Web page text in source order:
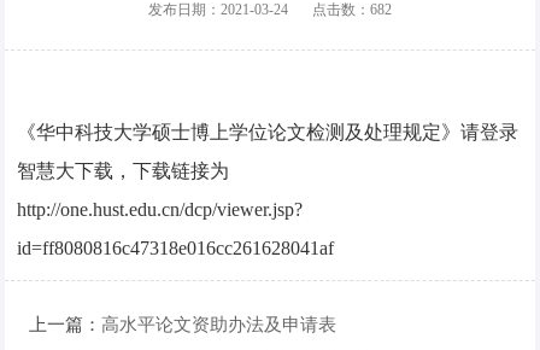
发布日期： 2021-03-24 点击数： 682
《华中科技大学硕士博上学位论文检测及处理规定》请登录
智慧大下载，下载链接为
http://one.hust.edu.cn/dcp/viewer.jsp?
id=ff8080816c47318e016cc261628041af
上一篇：高水平论文资助办法及申请表